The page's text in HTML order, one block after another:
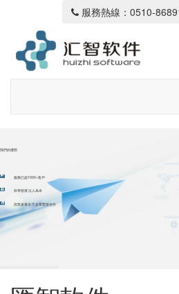
服務熱線：0510-
我們的優勢
服務已超1000+客戶
科學發展 以人為本
與眾多著名 IT 企業緊密合作